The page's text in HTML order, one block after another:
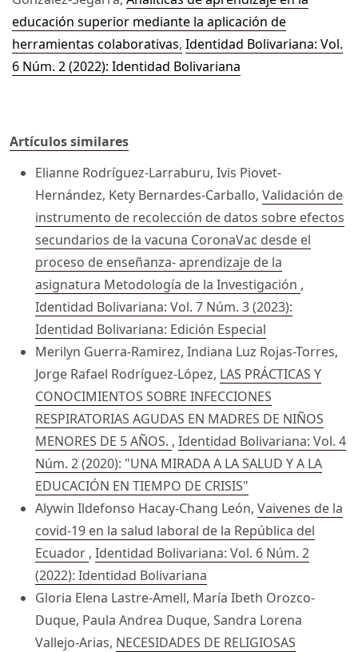
educación superior mediante la aplicación de
herramientas colaborativas, Identidad Bolivariana: Vol.
6 Núm. 2 (2022): Identidad Bolivariana
Artículos similares
Elianne Rodríguez-Larraburu, Ivis Piovet-
Hernández, Kety Bernardes-Carballo, Validación de
instrumento de recolección de datos sobre efectos
secundarios de la vacuna CoronaVac desde el
proceso de enseñanza- aprendizaje de la
asignatura Metodología de la Investigación ,
Identidad Bolivariana: Vol. 7 Núm. 3 (2023):
Identidad Bolivariana: Edición Especial
Merilyn Guerra-Ramirez, Indiana Luz Rojas-Torres,
Jorge Rafael Rodríguez-López, LAS PRÁCTICAS Y
CONOCIMIENTOS SOBRE INFECCIONES
RESPIRATORIAS AGUDAS EN MADRES DE NIÑOS
MENORES DE 5 AÑOS. , Identidad Bolivariana: Vol. 4
Núm. 2 (2020): "UNA MIRADA A LA SALUD Y A LA
EDUCACIÓN EN TIEMPO DE CRISIS"
Alywin Ildefonso Hacay-Chang León, Vaivenes de la
covid-19 en la salud laboral de la República del
Ecuador , Identidad Bolivariana: Vol. 6 Núm. 2
(2022): Identidad Bolivariana
Gloria Elena Lastre-Amell, María Ibeth Orozco-
Duque, Paula Andrea Duque, Sandra Lorena
Vallejo-Arias, NECESIDADES DE RELIGIOSAS